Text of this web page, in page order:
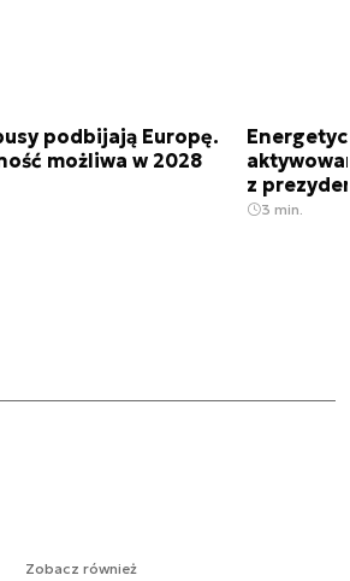
podbijają Europę.
możliwa w 2028
z
3 min.
Zobacz również